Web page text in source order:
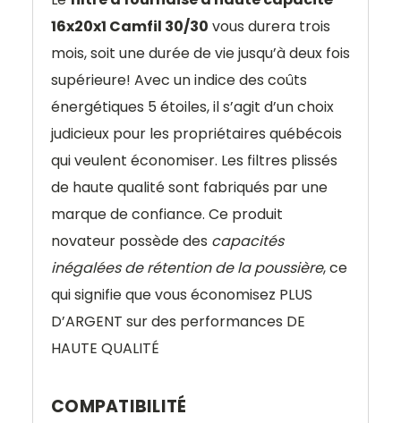
16x20x1 Camfil 30/30 vous durera trois
mois, soit une durée de vie jusqu’à deux fois
supérieure! Avec un indice des coûts
énergétiques 5 étoiles, il s’agit d’un choix
judicieux pour les propriétaires québécois
qui veulent économiser. Les filtres plissés
de haute qualité sont fabriqués par une
marque de confiance. Ce produit
novateur possède des capacités
inégalées de rétention de la poussière, ce
qui signifie que vous économisez PLUS
D’ARGENT sur des performances DE
HAUTE QUALITÉ
COMPATIBILITÉ